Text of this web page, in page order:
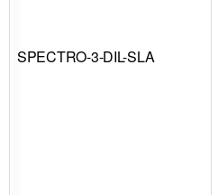
SPECTRO-3-DIL-SLA